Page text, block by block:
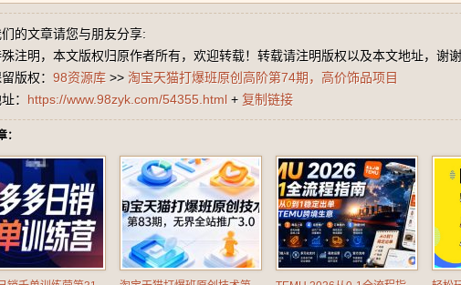
的文章请您与朋友分享:
殊注明，本文版权归原作者所有，欢迎转载！转载请注明版权以及本文地址，谢谢
版权： 98资源库 >> 淘宝天猫打爆班原创高阶第74期，高价饰品项目
： https://www.98zyk.com/54355.html + 复制链接
：